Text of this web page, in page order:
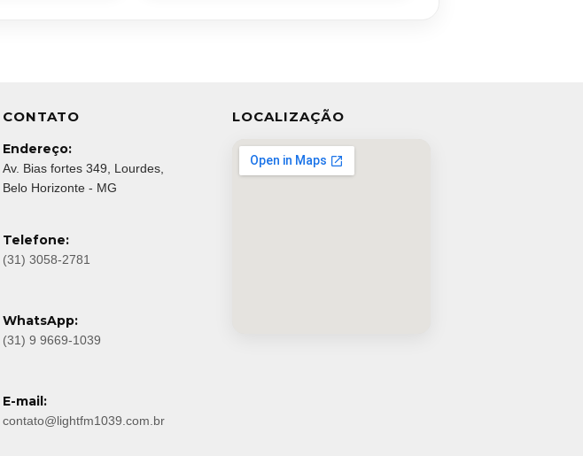
CONTATO
Endereço:
Av. Bias fortes 349, Lourdes,
Belo Horizonte - MG
Telefone:
(31) 3058-2781
WhatsApp:
(31) 9 9669-1039
E-mail:
contato@lightfm1039.com.br
LOCALIZAÇÃO